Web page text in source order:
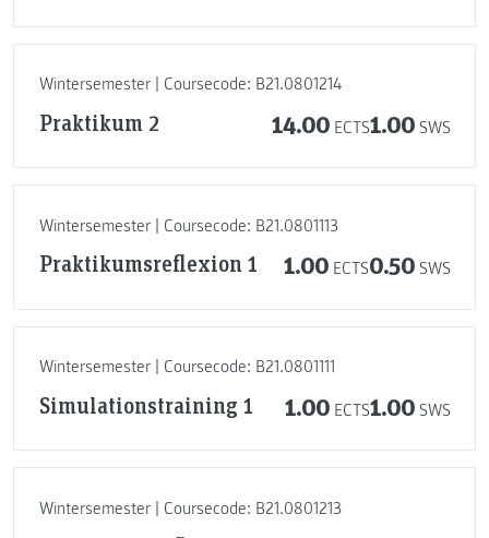
Wintersemester | Coursecode: B21.0801214
Praktikum 2 14.00 ECTS1.00 SWS
Wintersemester | Coursecode: B21.0801113
Praktikumsreflexion 1 1.00 ECTS0.50 SWS
Wintersemester | Coursecode: B21.0801111
Simulationstraining 1 1.00 ECTS1.00 SWS
Wintersemester | Coursecode: B21.0801213